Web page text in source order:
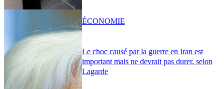
Le choc causé par la guerre en Iran est
important mais ne devrait pas durer, selon
Lagarde
ÉCONOMIE